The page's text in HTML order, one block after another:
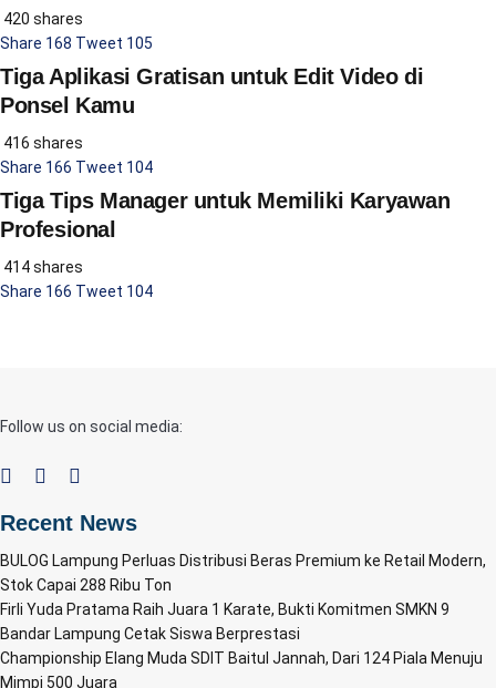
420 shares
Share 168 Tweet 105
Tiga Aplikasi Gratisan untuk Edit Video di
Ponsel Kamu
416 shares
Share 166 Tweet 104
Tiga Tips Manager untuk Memiliki Karyawan
Profesional
414 shares
Share 166 Tweet 104
Follow us on social media:
Recent News
BULOG Lampung Perluas Distribusi Beras Premium ke Retail Modern,
Stok Capai 288 Ribu Ton
Firli Yuda Pratama Raih Juara 1 Karate, Bukti Komitmen SMKN 9
Bandar Lampung Cetak Siswa Berprestasi
Championship Elang Muda SDIT Baitul Jannah, Dari 124 Piala Menuju
Mimpi 500 Juara